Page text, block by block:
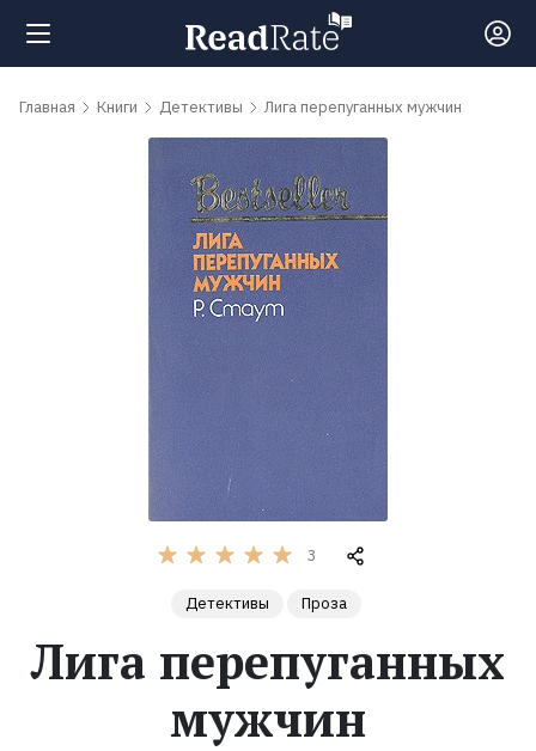
Поиск
Серии
Экранизации
Главная Книги Детективы Лига перепуганных мужчин
3
Детективы Проза
Лига перепуганных
мужчин